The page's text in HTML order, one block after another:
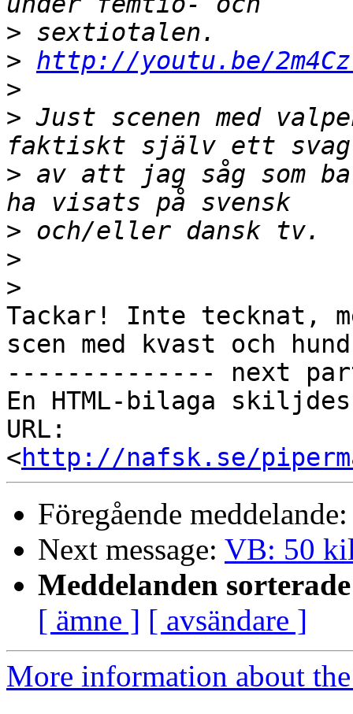
>
> http://youtu.be/
>
> Just scenen med
> av att jag såg som
>
>
>
Tackar! Inte tecknat,
scen med kvast och
-------------- next
En HTML-bilaga
URL:
<http://nafsk.se/
Föregående
Next message: VB: 50
Meddelanden
[ ämne ] [ avsändare ]
More information about